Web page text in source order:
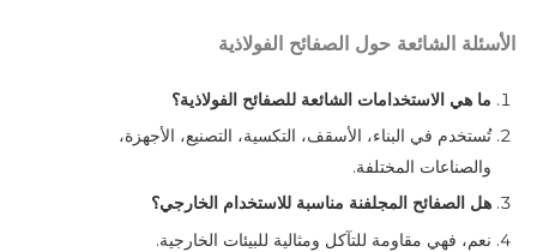
الأسئلة الشائعة حول الصفائح الفولاذية
ما هي الاستخدامات الشائعة للصفائح الفولاذية؟
تُستخدم في البناء، الأسقف، التكسية، التصنيع، الأجهزة،
والصناعات المختلفة.
هل الصفائح المجلفنة مناسبة للاستخدام الخارجي؟
نعم، فهي مقاومة للتآكل ومثالية للبيئات الخارجية.